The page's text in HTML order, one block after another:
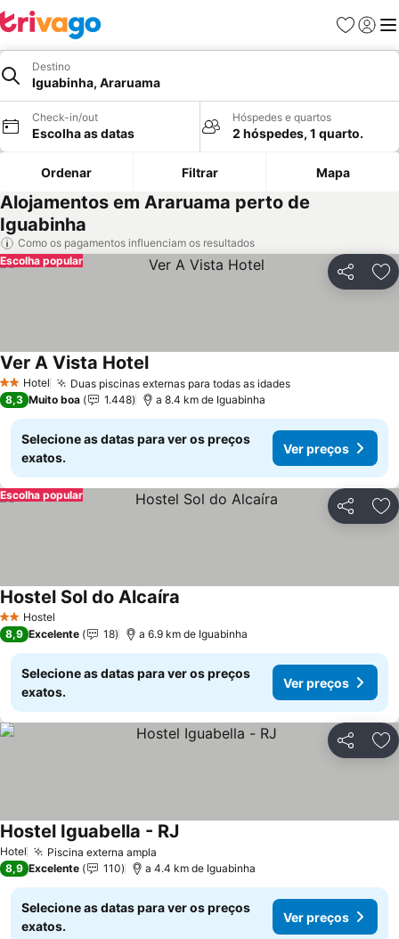
Favoritos
Iniciar
Destino
Iguabinha, Araruama
Check-in/out
Escolha as datas
Hóspedes e quartos
2 hóspedes, 1 quarto.
Ordenar Filtrar Mapa
Alojamentos em Araruama perto de
Iguabinha
Como os pagamentos influenciam os resultados
Partilhar
Escolha popular
2 Estrelas
Hotel Duas piscinas externas para todas as idades
Ver A Vista Hotel
8,3 Muito boa 1.448 a 8.4 km de Iguabinha
Selecione as datas para ver os preços
exatos.
Ver preços
Partilhar
Escolha popular
2 Estrelas
Hostel
Hostel Sol do Alcaíra
8,9 Excelente 18 a 6.9 km de Iguabinha
Selecione as datas para ver os preços
exatos.
Ver preços
Partilhar
Hotel Piscina externa ampla
Hostel Iguabella - RJ
8,9 Excelente 110 a 4.4 km de Iguabinha
Selecione as datas para ver os preços
exatos.
Ver preços